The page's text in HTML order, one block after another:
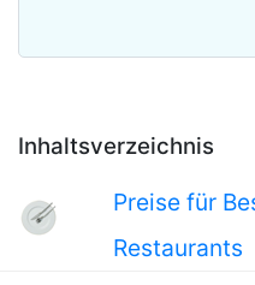
Inhaltsverzeichnis
Preise für
Restaurants